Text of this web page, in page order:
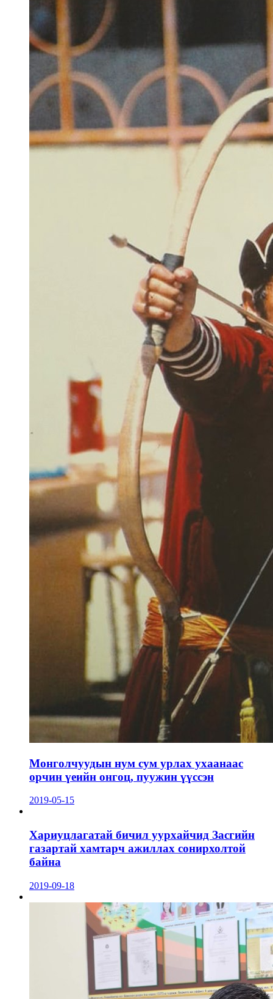
Монголчуудын нум сум урлах ухаанаас
орчин үеийн онгоц, пуужин үүссэн
2019-05-15
Хариуцлагатай бичил уурхайчид Засгийн
газартай хамтарч ажиллах сонирхолтой
байна
2019-09-18